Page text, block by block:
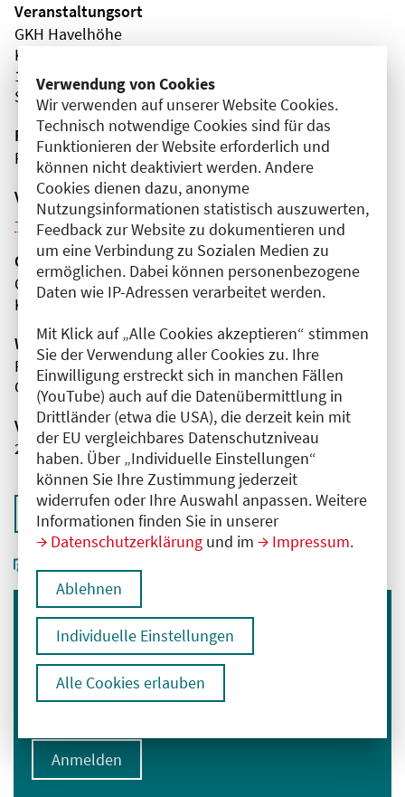
Verwendung von Cookies
Wir verwenden auf unserer Website Cookies.
Technisch notwendige Cookies sind für das
Funktionieren der Website erforderlich und
können nicht deaktiviert werden. Andere
Cookies dienen dazu, anonyme
Nutzungsinformationen statistisch auszuwerten,
Feedback zur Website zu dokumentieren und
um eine Verbindung zu Sozialen Medien zu
ermöglichen. Dabei können personenbezogene
Daten wie IP-Adressen verarbeitet werden.
Mit Klick auf „Alle Cookies akzeptieren“ stimmen
Sie der Verwendung aller Cookies zu. Ihre
Einwilligung erstreckt sich in manchen Fällen
(YouTube) auch auf die Datenübermittlung in
Drittländer (etwa die USA), die derzeit kein mit
der EU vergleichbares Datenschutzniveau
haben. Über „Individuelle Einstellungen“
können Sie Ihre Zustimmung jederzeit
widerrufen oder Ihre Auswahl anpassen. Weitere
Informationen finden Sie in unserer
Datenschutzerklärung und im Impressum.
Ablehnen
Individuelle Einstellungen
Alle Cookies erlauben
Veranstaltungsort
GKH Havelhöhe
Kladower Damm
14089 Berlin
Spandau
Fortbildungsformat
Präsenz
Veranstaltungsreihe
Weitere Veranstaltungen dieser Reihe (12)
Organisator(en)
Gemeinschaftskrankenhaus Havelhöhe gGmbH
Klinik für Anthroposophische Medizin
Wissenschaftliche Leitung
Frau Dr. med. Julia Kalinka-Grafe
Gemeinschaftskrankenhaus Havelhöhe gGmbH
Veranstaltungsnummer
2761102026004320120
Zurück zur Übersicht
Immer informiert bleiben
Melden Sie sich für unseren Newsletter an:
E-Mail-Adresse eingeben
Anmelden